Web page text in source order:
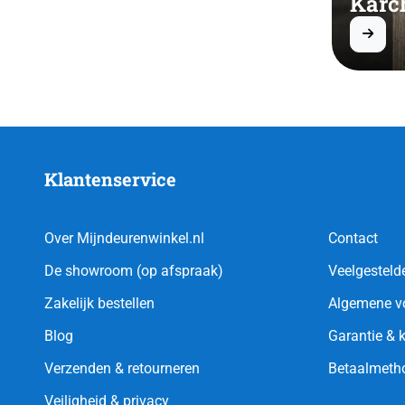
Klantenservice
Over Mijndeurenwinkel.nl
De showroom (op afspraak)
Zakelijk bestellen
Blog
Verzenden & retourneren
Veiligheid & privacy
Contact
Algemene
Garantie &